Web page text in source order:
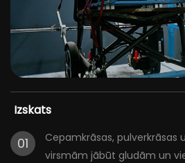
Izskats
01
Cepamkrāsas, pulverkrāsas
virsmām jābūt gludām un